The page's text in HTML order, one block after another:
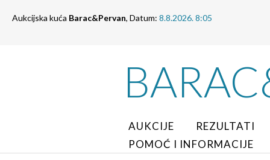
Aukcijska kuća Barac&Pervan, Datum: 8.8.2026. 8:05
AUKCIJE
REZULTATI
POMOĆ I INFORMACIJE